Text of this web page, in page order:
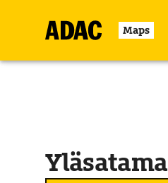
Maps
Yläsatama